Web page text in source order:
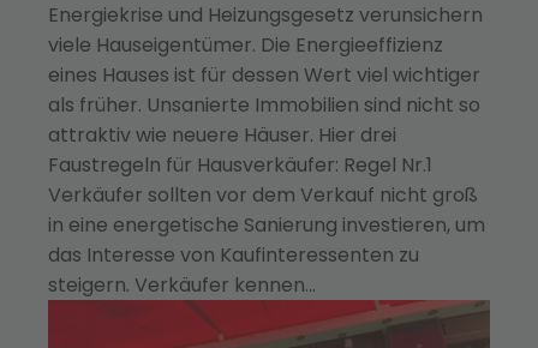
Energiekrise und Heizungsgesetz verunsichern
viele Hauseigentümer. Die Energieeffizienz
eines Hauses ist für dessen Wert viel wichtiger
als früher. Unsanierte Immobilien sind nicht so
attraktiv wie neuere Häuser. Hier drei
Faustregeln für Hausverkäufer: Regel Nr.1
Verkäufer sollten vor dem Verkauf nicht groß
in eine energetische Sanierung investieren, um
das Interesse von Kaufinteressenten zu
steigern. Verkäufer kennen…